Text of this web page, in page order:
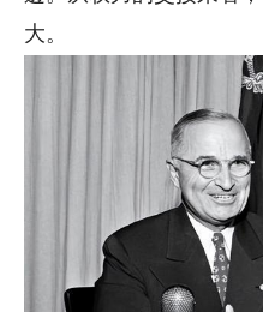
大。